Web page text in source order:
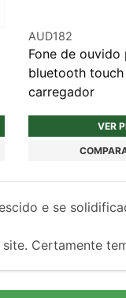
AUD182
Fone de ouvido
bluetooth
carregador
VER
e se
Certamente